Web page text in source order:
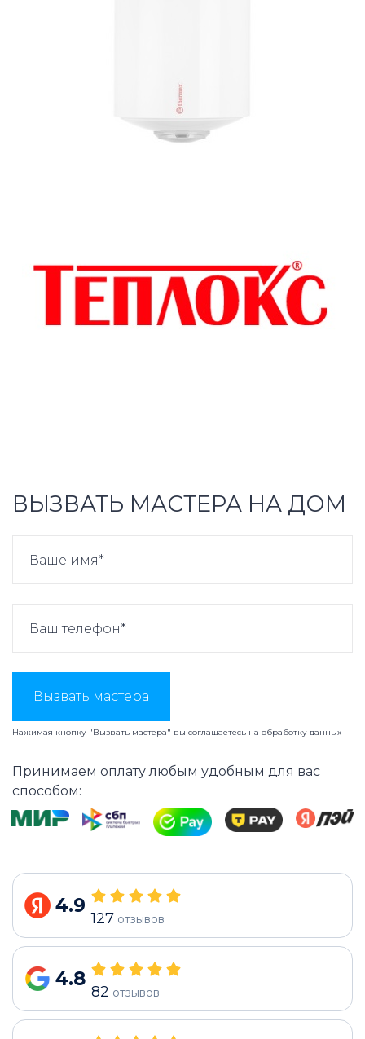
ВЫЗВАТЬ МАСТЕРА НА ДОМ
Вызвать мастера
Нажимая кнопку "Вызвать мастера" вы соглашаетесь на обработку данных
Принимаем оплату любым удобным для вас
способом:
4.9
127 отзывов
4.8
82 отзывов